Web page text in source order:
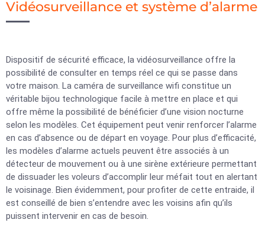
Vidéosurveillance et système d’alarme
Dispositif de sécurité efficace, la vidéosurveillance offre la
possibilité de consulter en temps réel ce qui se passe dans
votre maison. La caméra de surveillance wifi constitue un
véritable bijou technologique facile à mettre en place et qui
offre même la possibilité de bénéficier d’une vision nocturne
selon les modèles. Cet équipement peut venir renforcer l’alarme
en cas d’absence ou de départ en voyage. Pour plus d’efficacité,
les modèles d’alarme actuels peuvent être associés à un
détecteur de mouvement ou à une sirène extérieure permettant
de dissuader les voleurs d’accomplir leur méfait tout en alertant
le voisinage. Bien évidemment, pour profiter de cette entraide, il
est conseillé de bien s’entendre avec les voisins afin qu’ils
puissent intervenir en cas de besoin.